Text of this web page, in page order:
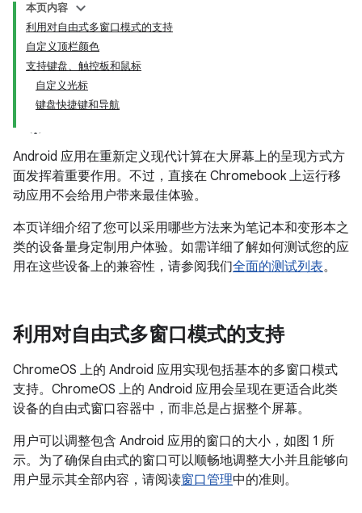
本页内容
利用对自由式多窗口模式的支持
自定义顶栏颜色
支持键盘、触控板和鼠标
自定义光标
键盘快捷键和导航
Android 应用在重新定义现代计算在大屏幕上的呈现方式方
面发挥着重要作用。不过，直接在 Chromebook 上运行移
动应用不会给用户带来最佳体验。
本页详细介绍了您可以采用哪些方法来为笔记本和变形本之
类的设备量身定制用户体验。如需详细了解如何测试您的应
用在这些设备上的兼容性，请参阅我们全面的测试列表。
利用对自由式多窗口模式的支持
ChromeOS 上的 Android 应用实现包括基本的多窗口模式
支持。ChromeOS 上的 Android 应用会呈现在更适合此类
设备的自由式窗口容器中，而非总是占据整个屏幕。
用户可以调整包含 Android 应用的窗口的大小，如图 1 所
示。为了确保自由式的窗口可以顺畅地调整大小并且能够向
用户显示其全部内容，请阅读窗口管理中的准则。